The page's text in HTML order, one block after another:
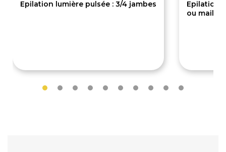
Epilation lumière pulsée : 3/4 jambes
Epilation
ou maillot